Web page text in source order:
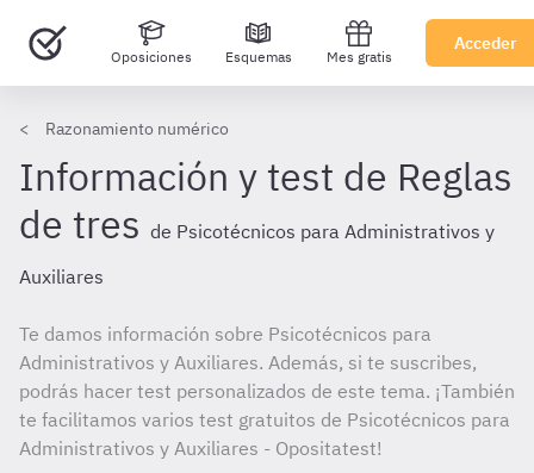
Oposiciones Esquemas Mes gratis
Acceder
Razonamiento numérico
Información y test de Reglas
de tres de Psicotécnicos para Administrativos y
Auxiliares
Te damos información sobre Psicotécnicos para
Administrativos y Auxiliares. Además, si te suscribes,
podrás hacer test personalizados de este tema. ¡También
te facilitamos varios test gratuitos de Psicotécnicos para
Administrativos y Auxiliares - Opositatest!